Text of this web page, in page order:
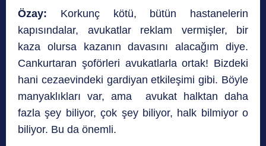
Özay: Korkunç kötü, bütün hastanelerin
kapısındalar, avukatlar reklam vermişler, bir
kaza olursa kazanın davasını alacağım diye.
Cankurtaran şoförleri avukatlarla ortak! Bizdeki
hani cezaevindeki gardiyan etkileşimi gibi. Böyle
manyaklıkları var, ama avukat halktan daha
fazla şey biliyor, çok şey biliyor, halk bilmiyor o
biliyor. Bu da önemli.